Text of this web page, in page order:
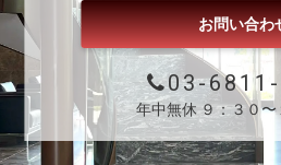
お問い合わ
03-
年中無休 ９：３０〜